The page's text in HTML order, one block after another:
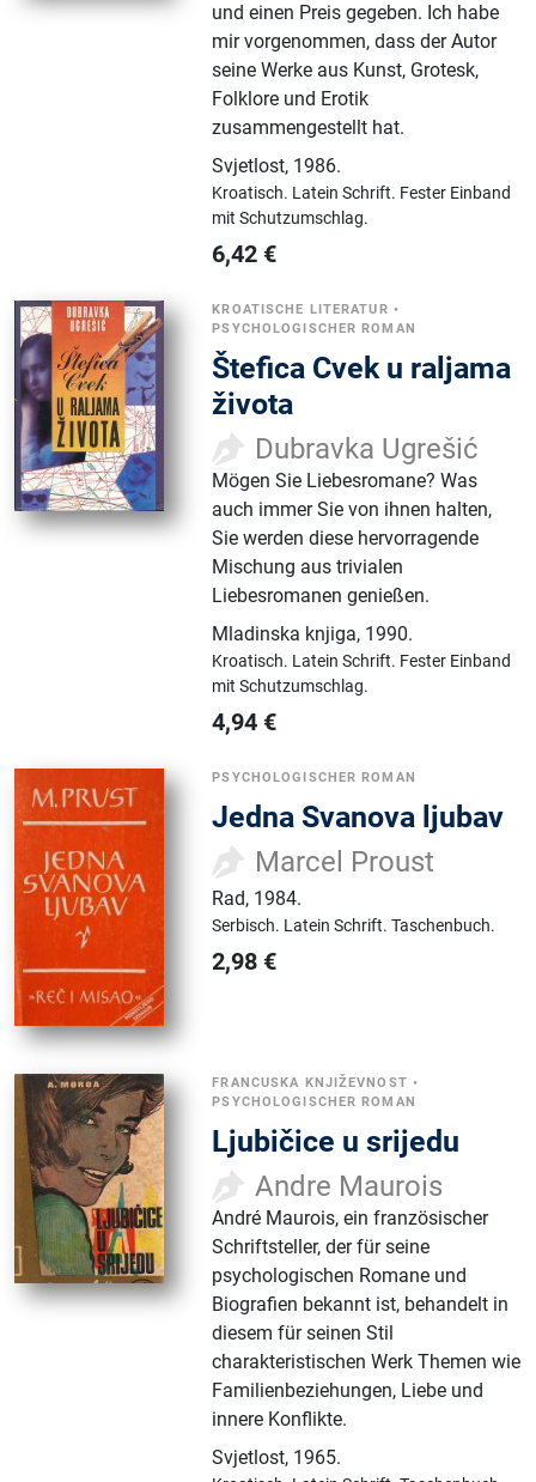
und einen Preis gegeben. Ich habe
mir vorgenommen, dass der Autor
seine Werke aus Kunst, Grotesk,
Folklore und Erotik
zusammengestellt hat.
Svjetlost, 1986.
Kroatisch. Latein Schrift. Fester Einband
mit Schutzumschlag.
6,42 €
KROATISCHE LITERATUR •
PSYCHOLOGISCHER ROMAN
Štefica Cvek u raljama
života
Dubravka Ugrešić
Mögen Sie Liebesromane? Was
auch immer Sie von ihnen halten,
Sie werden diese hervorragende
Mischung aus trivialen
Liebesromanen genießen.
Mladinska knjiga, 1990.
Kroatisch. Latein Schrift. Fester Einband
mit Schutzumschlag.
4,94 €
PSYCHOLOGISCHER ROMAN
Jedna Svanova ljubav
Marcel Proust
Rad, 1984.
Serbisch. Latein Schrift.Taschenbuch.
2,98 €
FRANCUSKA KNJIŽEVNOST •
PSYCHOLOGISCHER ROMAN
Ljubičice u srijedu
Andre Maurois
André Maurois, ein französischer
Schriftsteller, der für seine
psychologischen Romane und
Biografien bekannt ist, behandelt in
diesem für seinen Stil
charakteristischen Werk Themen wie
Familienbeziehungen, Liebe und
innere Konflikte.
Svjetlost, 1965.